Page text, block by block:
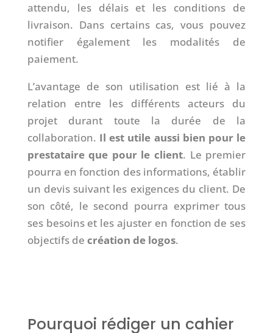
attendu, les délais et les conditions de
livraison. Dans certains cas, vous pouvez
notifier également les modalités de
paiement.
L’avantage de son utilisation est lié à la
relation entre les différents acteurs du
projet durant toute la durée de la
collaboration. Il est utile aussi bien pour le
prestataire que pour le client. Le premier
pourra en fonction des informations, établir
un devis suivant les exigences du client. De
son côté, le second pourra exprimer tous
ses besoins et les ajuster en fonction de ses
objectifs de création de logos.
Pourquoi rédiger un cahier